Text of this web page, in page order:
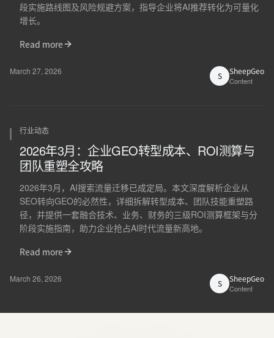
段实施路线图及风险规避方案，指导企业将AI推荐转化为可量化
增长。
Read more
March 27, 2026 S SheepGeo
Content
行业动态
2026年3月：企业GEO转型成本、ROI测算与
团队重塑全攻略
2026年3月，AI搜索流量迁移已成定局。本文深度解析企业从
SEO转向GEO的必然性，详细拆解转型成本、团队技能重塑路
径，并提供一套融合技术、业务、财务的三级ROI测算框架与分
阶段实施指南，助力企业抢占AI时代流量新高地。
Read more
March 26, 2026 S SheepGeo
Content